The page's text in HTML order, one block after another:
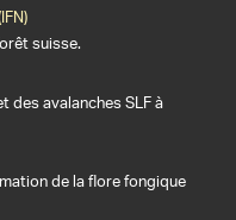
suisse.
des avalanches SLF à
de la flore fongique